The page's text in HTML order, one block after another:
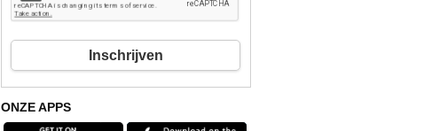
Inschrijven
ONZE APPS